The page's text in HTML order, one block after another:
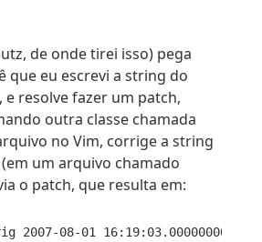
de onde tirei isso) pega
que eu escrevi a string do
resolve fazer um patch,
outra classe chamada
no Vim, corrige a string
um arquivo chamado
o patch, que resulta em:
08-01 16:19:03.000000000 -